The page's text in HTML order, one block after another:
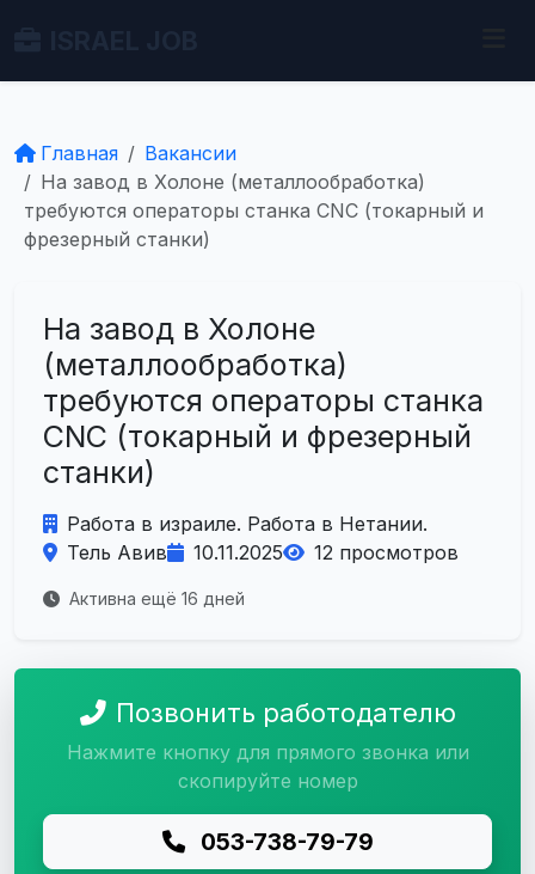
Главная
Вакансии
На завод в Холоне (металлообработка)
требуются операторы станка CNC (токарный и
фрезерный станки)
На завод в Холоне
(металлообработка)
требуются операторы станка
CNC (токарный и фрезерный
станки)
Работа в израиле. Работа в Нетании.
Тель Авив
10.11.2025 12 просмотров
Активна ещё 16 дней
Позвонить работодателю
Нажмите кнопку для прямого звонка или
скопируйте номер
053-738-79-79